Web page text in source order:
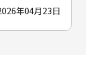
年04月23日